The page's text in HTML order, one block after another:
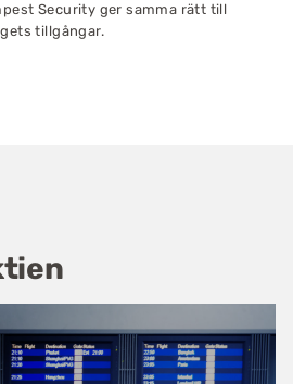
Security ger samma rätt till
tillgångar.